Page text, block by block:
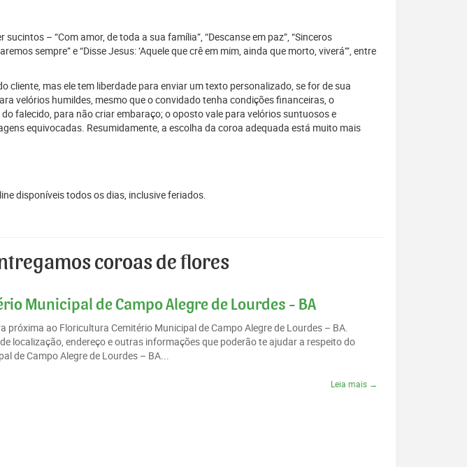
– “Com amor, de toda a sua família”, “Descanse em paz”, “Sinceros
sempre” e “Disse Jesus: ‘Aquele que crê em mim, ainda que morto, viverá’”, entre
mas ele tem liberdade para enviar um texto personalizado, se for de sua
velórios humildes, mesmo que o convidado tenha condições financeiras, o
falecido, para não criar embaraço; o oposto vale para velórios suntuosos e
equivocadas. Resumidamente, a escolha da coroa adequada está muito mais
disponíveis todos os dias, inclusive feriados.
coroas de flores
Municipal de Campo Alegre de Lourdes - BA
próxima ao Floricultura Cemitério Municipal de Campo Alegre de Lourdes – BA.
localização, endereço e outras informações que poderão te ajudar a respeito do
de Campo Alegre de Lourdes – BA...
Leia mais →